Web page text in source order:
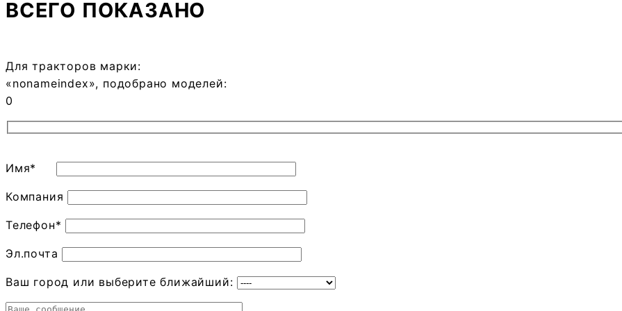
ВСЕГО ПОКАЗАНО
Для тракторов марки:
«nonameindex», подобрано моделей:
0
Имя*
Компания
Телефон*
Эл.почта
Ваш город или выберите ближайший: